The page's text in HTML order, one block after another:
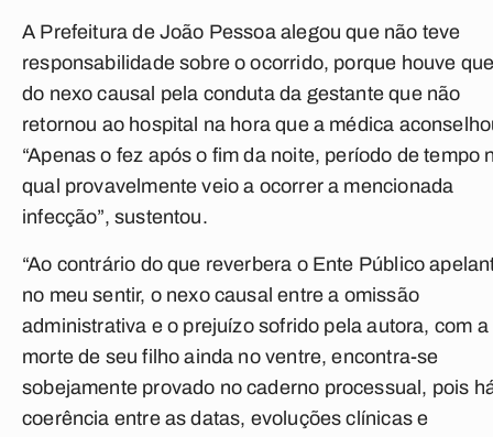
A Prefeitura de João Pessoa alegou que não teve
responsabilidade sobre o ocorrido, porque houve
do nexo causal pela conduta da gestante que não
retornou ao hospital na hora que a médica
“Apenas o fez após o fim da noite, período de tempo
qual provavelmente veio a ocorrer a mencionada
infecção”, sustentou.
“Ao contrário do que reverbera o Ente Público
no meu sentir, o nexo causal entre a omissão
administrativa e o prejuízo sofrido pela autora, com a
morte de seu filho ainda no ventre, encontra-se
sobejamente provado no caderno processual, pois
coerência entre as datas, evoluções clínicas e